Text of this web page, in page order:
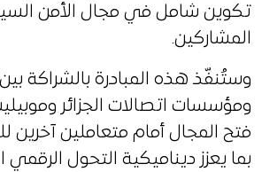
تكوين شامل في مجال الأمن
المشاركين.
وستُنفّذ هذه المبادرة بالشراكة بين
ومؤسسات اتصالات الجزائر
فتح المجال أمام متعاملين آخرين
بما يعزز ديناميكية التحول